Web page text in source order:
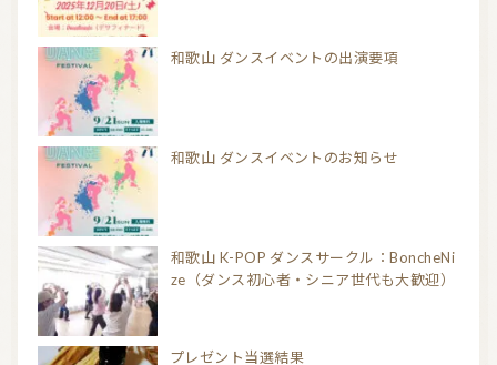
和歌山 ダンスイベントの出演要項
和歌山 ダンスイベントのお知らせ
和歌山 K-POP ダンスサークル：BoncheNi
ze（ダンス初心者・シニア世代も大歓迎）
プレゼント当選結果